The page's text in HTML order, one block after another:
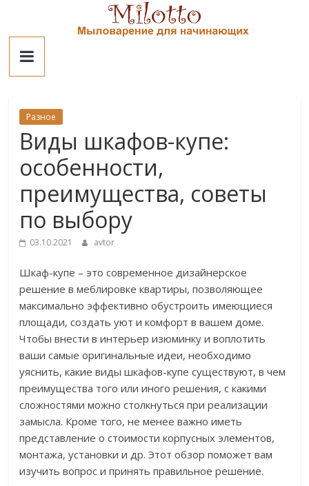
contentМилотто
Разное
Виды шкафов-купе:
особенности,
преимущества, советы
по выбору
03.10.2021 avtor
Шкаф-купе – это современное дизайнерское
решение в меблировке квартиры, позволяющее
максимально эффективно обустроить имеющиеся
площади, создать уют и комфорт в вашем доме.
Чтобы внести в интерьер изюминку и воплотить
ваши самые оригинальные идеи, необходимо
уяснить, какие виды шкафов-купе существуют, в чем
преимущества того или иного решения, с какими
сложностями можно столкнуться при реализации
замысла. Кроме того, не менее важно иметь
представление о стоимости корпусных элементов,
монтажа, установки и др. Этот обзор поможет вам
изучить вопрос и принять правильное решение.